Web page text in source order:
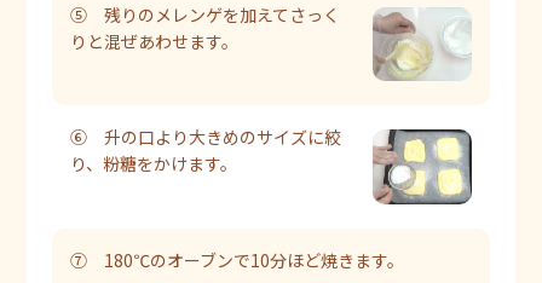
⑤ 残りのメレンゲを加えてさっく
りと混ぜあわせます。
⑥ 升の口より大きめのサイズに絞
り、粉糖をかけます。
⑦ 180℃のオーブンで10分ほど焼きます。